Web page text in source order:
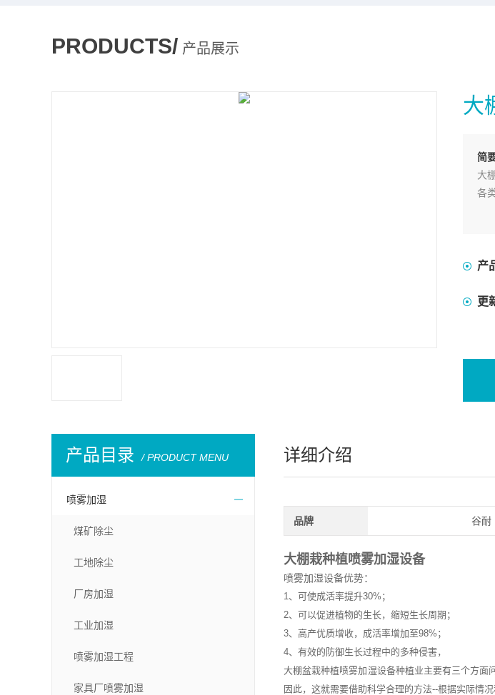
PRODUCTS/ 产品展示
大
简
大
各
产
更
产品目录 / PRODUCT MENU
喷雾加湿
煤矿除尘
工地除尘
厂房加湿
工业加湿
喷雾加湿工程
家具厂喷雾加湿
详细介绍
品牌 谷耐
大棚栽种植喷雾加湿设备
喷雾加湿设备优势：
1、可使成活率提升30%；
2、可以促进植物的生长，缩短生长周期；
3、高产优质增收，成活率增加至98%；
4、有效的防御生长过程中的多种侵害，
大棚盆栽种植喷雾加湿设备种植业主要有三个方面
因此，这就需要借助科学合理的方法--根据实际情